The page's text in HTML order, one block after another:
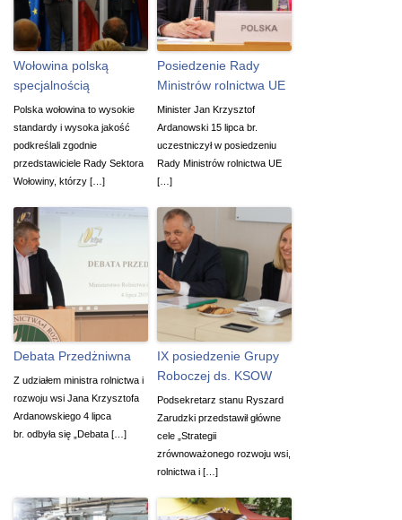
Wołowina polską
specjalnością
Polska wołowina to wysokie
standardy i wysoka jakość
podkreślali zgodnie
przedstawiciele Rady Sektora
Wołowiny, którzy […]
Posiedzenie Rady
Ministrów rolnictwa UE
Minister Jan Krzysztof
Ardanowski 15 lipca br.
uczestniczył w posiedzeniu
Rady Ministrów rolnictwa UE
[…]
Debata Przedżniwna
Z udziałem ministra rolnictwa i
rozwoju wsi Jana Krzysztofa
Ardanowskiego 4 lipca
br. odbyła się „Debata […]
IX posiedzenie Grupy
Roboczej ds. KSOW
Podsekretarz stanu Ryszard
Zarudzki przedstawił główne
cele „Strategii
zrównoważonego rozwoju wsi,
rolnictwa i […]